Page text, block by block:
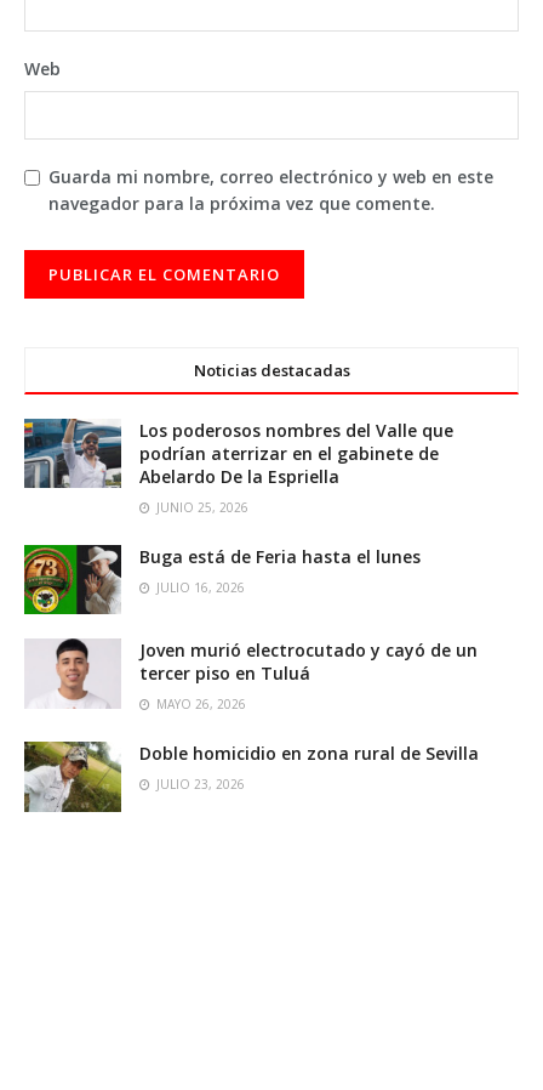
Web
Guarda mi nombre, correo electrónico y web en este
navegador para la próxima vez que comente.
Noticias destacadas
Los poderosos nombres del Valle que
podrían aterrizar en el gabinete de
Abelardo De la Espriella
JUNIO 25, 2026
Buga está de Feria hasta el lunes
JULIO 16, 2026
Joven murió electrocutado y cayó de un
tercer piso en Tuluá
MAYO 26, 2026
Doble homicidio en zona rural de Sevilla
JULIO 23, 2026